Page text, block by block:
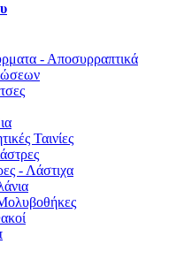
- Αποσυρραπτικά
Ταινίες
- Λάστιχα